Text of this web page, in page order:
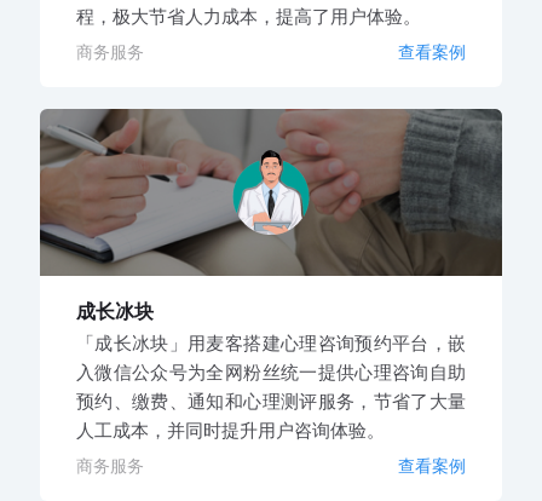
程，极大节省人力成本，提高了用户体验。
商务服务 查看案例
成长冰块
「成长冰块」用麦客搭建心理咨询预约平台，嵌
入微信公众号为全网粉丝统一提供心理咨询自助
预约、缴费、通知和心理测评服务，节省了大量
人工成本，并同时提升用户咨询体验。
商务服务 查看案例